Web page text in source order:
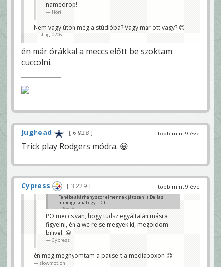
namedrop!
Höri
Nem vagy úton még a stúdióba? Vagy már ott vagy? 😊
shagi0206
én már órákkal a meccs előtt be szoktam
cuccolni.
több mint 9 éve
Jughead 6 928
Trick play Rodgers módra. 😀
több mint 9 éve
Cypress 3 229
Fenébe akárhányszor elmennék játszani a Dallas
mindig csinál egy TD-t...
Tomcsik
PO meccs van, hogy tudsz egyáltalán másra
figyelni, én a wc-re se megyek ki, megoldom
bilivel. 😀
Cypress
én meg megnyomtam a pause-t a mediaboxon 😊
slowmotion